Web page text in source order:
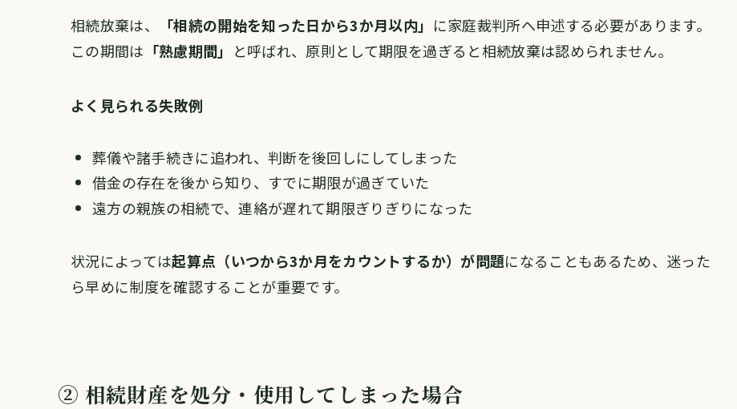
相続放棄は、 「相続の開始を知った日から3か月以内」 に家庭裁判所へ申述する必要があります。
この期間は 「熟慮期間」 と呼ばれ、原則として期限を過ぎると相続放棄は認められません。
よく見られる失敗例
葬儀や諸手続きに追われ、判断を後回しにしてしまった
借金の存在を後から知り、すでに期限が過ぎていた
遠方の親族の相続で、連絡が遅れて期限ぎりぎりになった
状況によっては起算点（いつから3か月をカウントするか）が問題になることもあるため、迷った
ら早めに制度を確認することが重要です。
② 相続財産を処分・使用してしまった場合